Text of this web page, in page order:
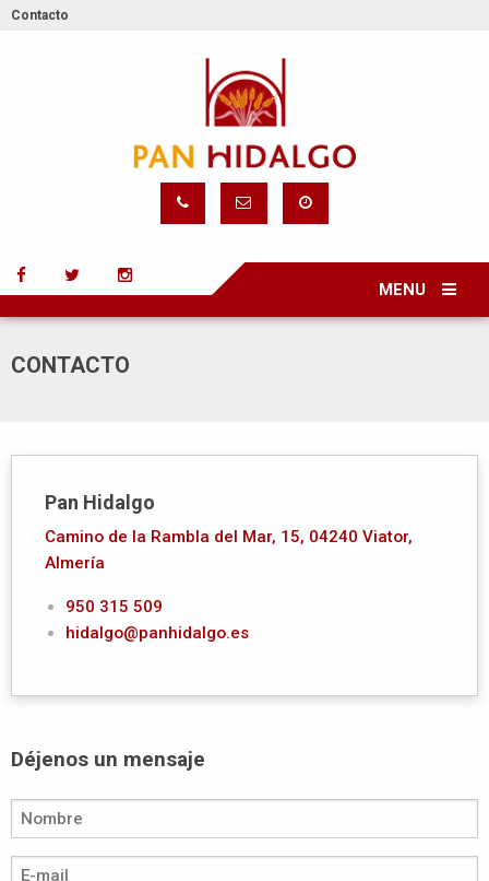
Contacto
MENU
CONTACTO
Pan Hidalgo
Camino de la Rambla del Mar, 15, 04240 Viator,
Almería
950 315 509
hidalgo@panhidalgo.es
Déjenos un mensaje